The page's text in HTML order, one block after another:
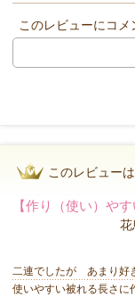
MIYUKI先生からの
このレビューにコメ
このレビュー
【作り（使い）やす
花
二連でしたが あまり好
使いやすい被れる長さ